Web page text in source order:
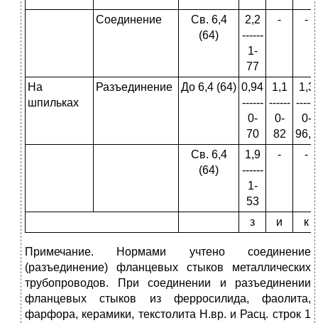
Соединение
Св. 6,4
(64)
2,2
------
1-
77
- -
На
шпильках
Разъединение До 6,4 (64) 0,94
------
0-
70
1,1
------
0-
82
1,3
------
0-
96,9
Св. 6,4
(64)
1,9
------
1-
53
- -
з и к
Примечание. Нормами учтено соединение
(разъединение) фланцевых стыков металлических
трубопроводов. При соединении и разъединении
фланцевых стыков из ферросилида, фаолита,
фарфора, керамики, текстолита Н.вр. и Расц. строк 1